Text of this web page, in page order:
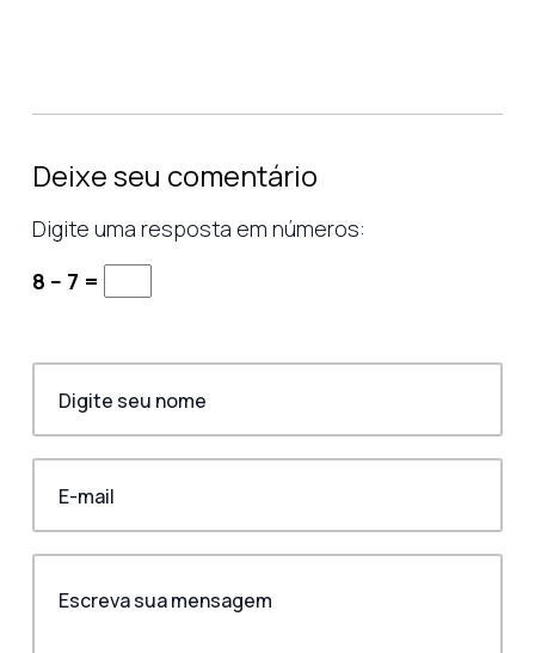
Deixe seu comentário
Digite uma resposta em números:
8 − 7 =